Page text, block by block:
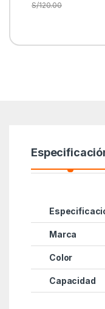
S/120.00
Marca
Color
Capacidad